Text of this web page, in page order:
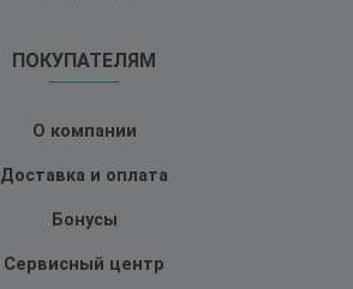
ПОКУПАТЕЛЯМ
О компании
Доставка и оплата
Бонусы
Сервисный центр